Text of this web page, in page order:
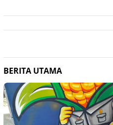
BERITA UTAMA